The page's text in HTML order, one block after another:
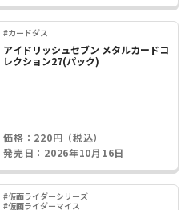
#カードダス
アイドリッシュセブン メタルカードコ
レクション27(パック)
価格：220円（税込）
発売日：2026年10月16日
#仮面ライダーシリーズ
#仮面ライダーマイス